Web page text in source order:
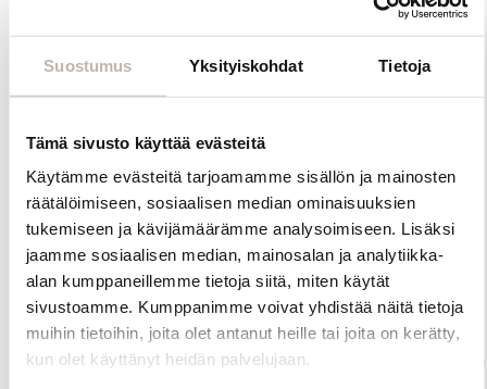
Suostumus Yksityiskohdat Tietoja
Tämä sivusto käyttää evästeitä
Käytämme evästeitä tarjoamamme sisällön ja mainosten
räätälöimiseen, sosiaalisen median ominaisuuksien
tukemiseen ja kävijämäärämme analysoimiseen. Lisäksi
jaamme sosiaalisen median, mainosalan ja analytiikka-
alan kumppaneillemme tietoja siitä, miten käytät
sivustoamme. Kumppanimme voivat yhdistää näitä tietoja
muihin tietoihin, joita olet antanut heille tai joita on kerätty,
kun olet käyttänyt heidän palvelujaan.
pidennykseen
tarvitaan
yleensä 4-6
pakettia,
ja omien hiusten
pituudesta
riippuen.
Ohut ja joustava
teippikiinnitys
tekee
lopputuloksesta